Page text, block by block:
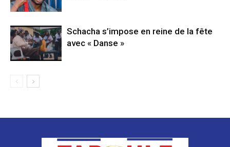
Schacha s’impose en reine de la fête
avec « Danse »